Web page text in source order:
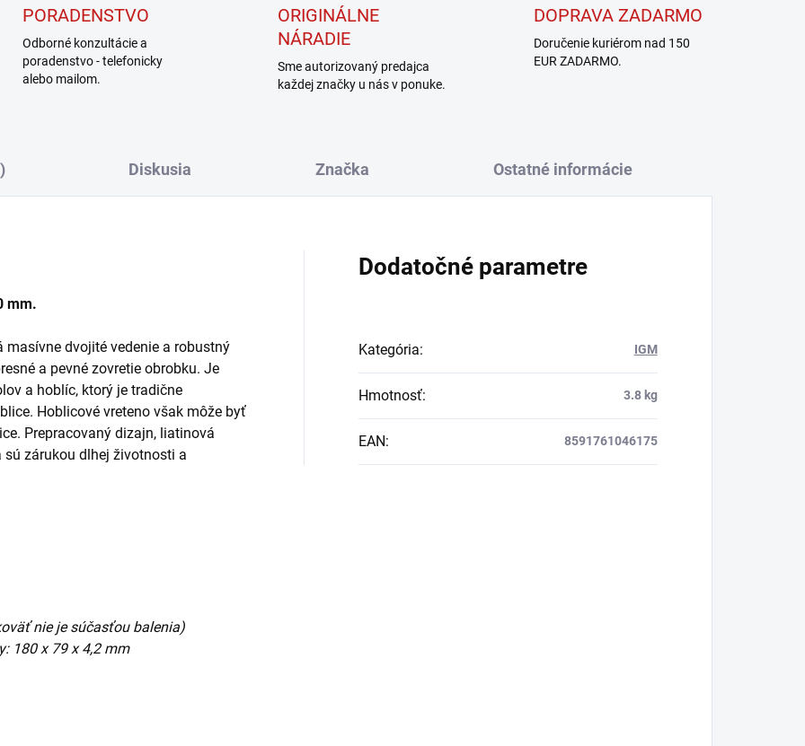
PORADENSTVO
Odborné konzultácie a
poradenstvo - telefonicky
alebo mailom.
ORIGINÁLNE
NÁRADIE
Sme autorizovaný predajca
každej značky u nás v ponuke.
DOPRAVA ZADARMO
Doručenie kuriérom nad 150
EUR ZADARMO.
Diskusia Značka Ostatné informácie
mm.
dvojité vedenie a robustný
a pevné zovretie obrobku. Je
a hoblíc, ktorý je tradične
Hoblicové vreteno však môže byť
Prepracovaný dizajn, liatinová
zárukou dlhej životnosti a
nie je súčasťou balenia)
180 x 79 x 4,2 mm
Dodatočné parametre
Kategória: IGM
Hmotnosť: 3.8 kg
EAN: 8591761046175